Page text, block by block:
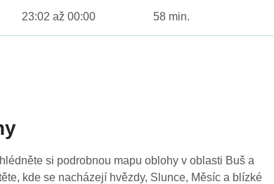
23:02 až 00:00 58 min.
si podrobnou mapu oblohy v oblasti Buš a
kde se nacházejí hvězdy, Slunce, Měsíc a blízké